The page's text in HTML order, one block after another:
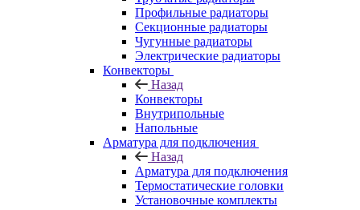
Профильные радиаторы
Секционные радиаторы
Чугунные радиаторы
Электрические радиаторы
Конвекторы
Назад
Конвекторы
Внутрипольные
Напольные
Арматура для подключения
Назад
Арматура для подключения
Термостатические головки
Установочные комплекты